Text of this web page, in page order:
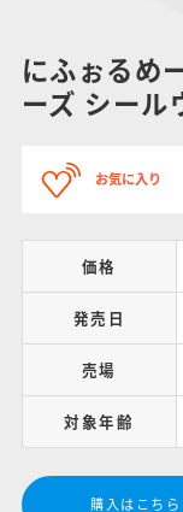
にふぉるめ
ーズ シー
お気に入り
価格
発売日
売場
対象年齢
購入はこちら